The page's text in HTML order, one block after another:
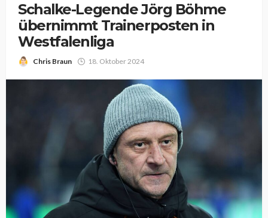
Schalke-Legende Jörg Böhme
übernimmt Trainerposten in
Westfalenliga
Chris Braun 18. Oktober 2024